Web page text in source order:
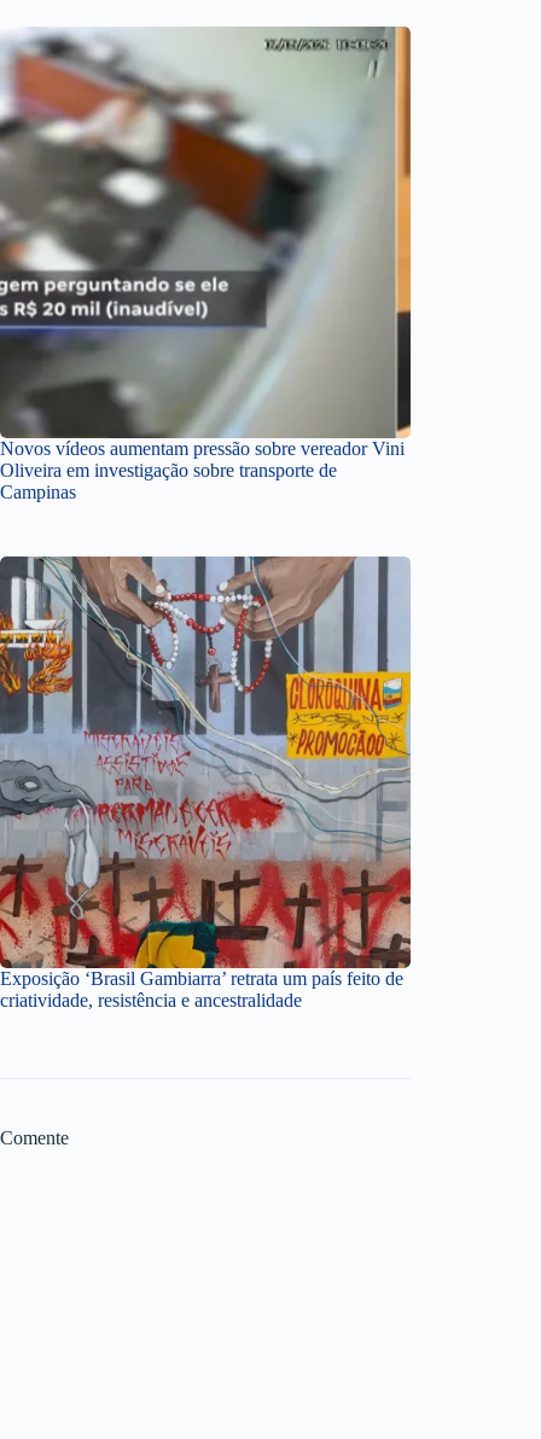
Novos vídeos aumentam pressão sobre vereador Vini
Oliveira em investigação sobre transporte de
Campinas
Exposição ‘Brasil Gambiarra’ retrata um país feito de
criatividade, resistência e ancestralidade
Comente